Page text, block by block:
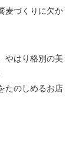
麦づくりに欠か
やはり格別の美
たのしめるお店